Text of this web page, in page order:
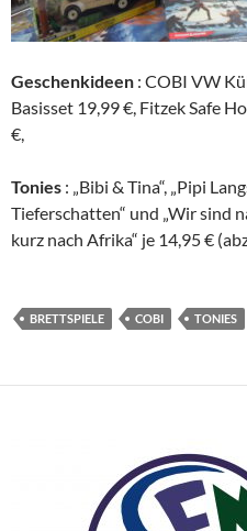
Geschenkideen : COBI VW
Basisset 19,99 €, Fitzek Safe
€,
Tonies : „Bibi & Tina“, „Pipi
Tieferschatten“ und „Wir sind
kurz nach Afrika“ je 14,95 €
BRETTSPIELE COBI TONIES